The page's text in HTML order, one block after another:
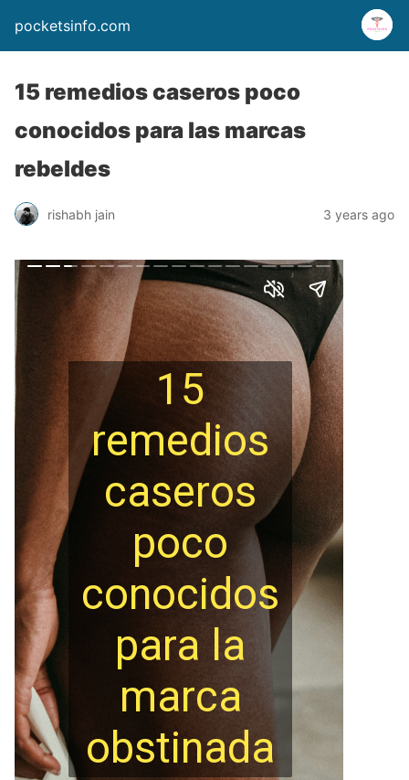
pocketsinfo.com
15 remedios caseros poco
conocidos para las marcas
rebeldes
rishabh jain 3 years ago